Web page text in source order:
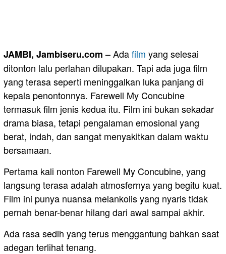
JAMBI, Jambiseru.com – Adafilm yang selesai
ditonton lalu perlahan dilupakan. Tapi ada juga film
yang terasa seperti meninggalkan luka panjang di
kepala penontonnya. Farewell My Concubine
termasuk film jenis kedua itu. Film ini bukan sekadar
drama biasa, tetapi pengalaman emosional yang
berat, indah, dan sangat menyakitkan dalam waktu
bersamaan.
Pertama kali nonton Farewell My Concubine, yang
langsung terasa adalah atmosfernya yang begitu kuat.
Film ini punya nuansa melankolis yang nyaris tidak
pernah benar-benar hilang dari awal sampai akhir.
Ada rasa sedih yang terus menggantung bahkan saat
adegan terlihat tenang.